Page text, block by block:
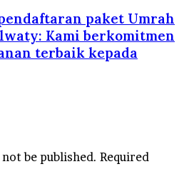
paket Umrah
Kami berkomitmen
terbaik kepada
be published. Required